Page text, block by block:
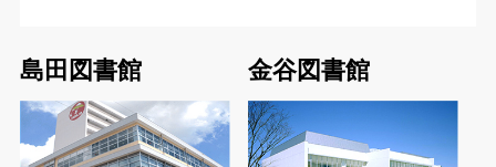
島田図書館 金谷図書館